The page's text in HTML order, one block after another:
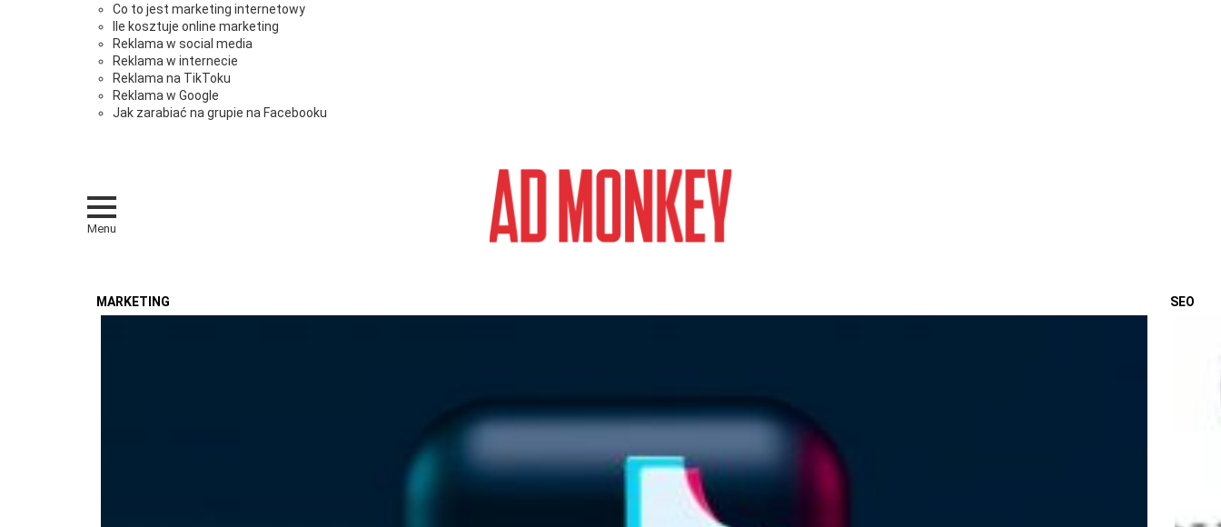
Co to jest marketing internetowy
Ile kosztuje online marketing
Reklama w social media
Reklama w internecie
Reklama na TikToku
Reklama w Google
Jak zarabiać na grupie na Facebooku
Menu
MARKETING SEO